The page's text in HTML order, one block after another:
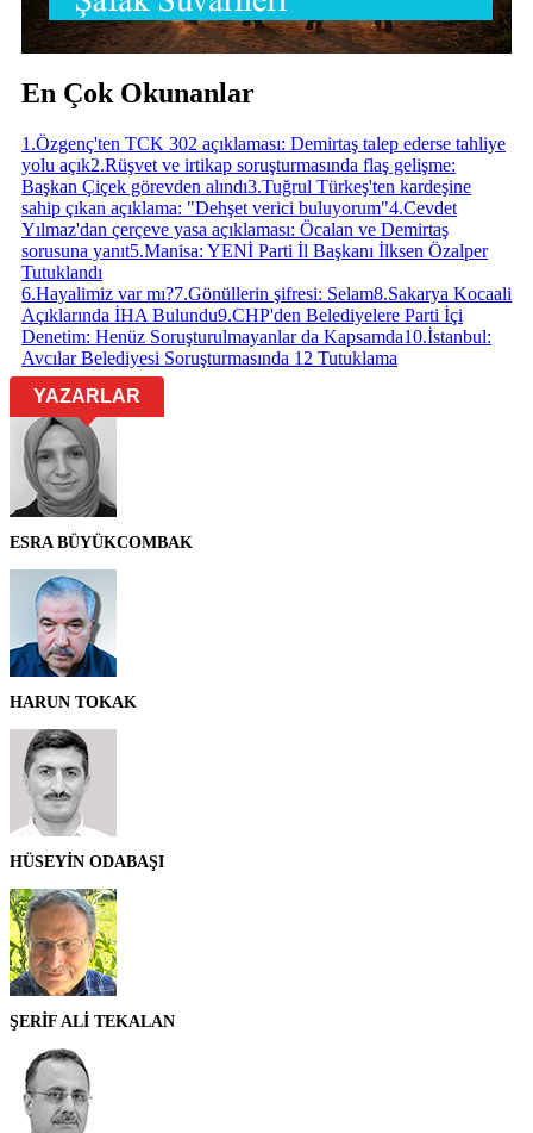
En Çok Okunanlar
1 .Özgenç'ten TCK 302 açıklaması: Demirtaş talep ederse tahliye
yolu açık2.Rüşvet ve irtikap soruşturmasında flaş gelişme:
Başkan Çiçek görevden alındı3.Tuğrul Türkeş'ten kardeşine
sahip çıkan açıklama: "Dehşet verici buluyorum"4.Cevdet
Yılmaz'dan çerçeve yasa açıklaması: Öcalan ve Demirtaş
sorusuna yanıt5.Manisa: YENİ Parti İl Başkanı İlksen Özalper
Tutuklandı
6.Hayalimiz var mı?7.Gönüllerin şifresi: Selam8.Sakarya Kocaali
Açıklarında İHA Bulundu9.CHP'den Belediyelere Parti İçi
Denetim: Henüz Soruşturulmayanlar da Kapsamda10.İstanbul:
Avcılar Belediyesi Soruşturmasında 12 Tutuklama
YAZARLAR
ESRA BÜYÜKCOMBAK
HARUN TOKAK
HÜSEYİN ODABAŞI
ŞERİF ALİ TEKALAN